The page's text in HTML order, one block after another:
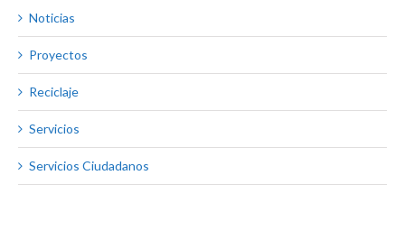
Noticias
Proyectos
Reciclaje
Servicios
Servicios Ciudadanos